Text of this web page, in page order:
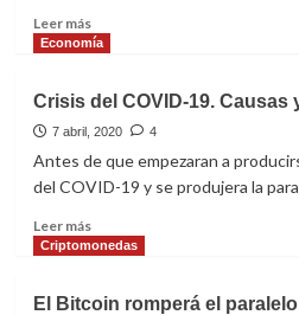
Leer másLeer
más
13
caídas
de
índices
mundiales
por
el
Economía
Crisis del COVID-19. Causas
7 abril, 2020 4
Antes de que empezaran a
del COVID-19 y se produjera la
Leer másLeer
más
Criptomonedas
El Bitcoin romperá el